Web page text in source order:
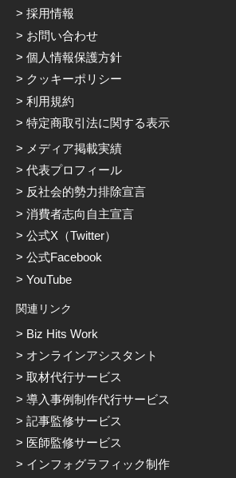
採用情報
お問い合わせ
個人情報保護方針
クッキーポリシー
利用規約
特定商取引法に関する表示
メディア掲載実績
代表プロフィール
反社会的勢力排除宣言
消費者志向自主宣言
公式X（Twitter）
公式Facebook
YouTube
関連リンク
Biz Hits Work
オンラインアシスタント
取材代行サービス
導入事例制作代行サービス
記事監修サービス
医師監修サービス
インフォグラフィック制作